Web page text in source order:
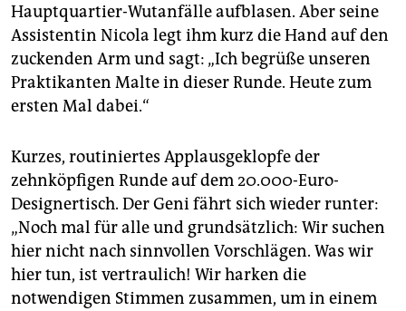
Hauptquartier-Wutanfälle aufblasen. Aber seine
Assistentin Nicola legt ihm kurz die Hand auf den
zuckenden Arm und sagt: „Ich begrüße unseren
Praktikanten Malte in dieser Runde. Heute zum
ersten Mal dabei.“
Kurzes, routiniertes Applausgeklopfe der
zehnköpfigen Runde auf dem 20.000-Euro-
Designertisch. Der Geni fährt sich wieder runter:
„Noch mal für alle und grundsätzlich: Wir suchen
hier nicht nach sinnvollen Vorschlägen. Was wir
hier tun, ist vertraulich! Wir harken die
notwendigen Stimmen zusammen, um in einem